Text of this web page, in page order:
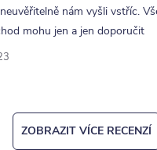
nám vyšli vstříc.
mohu jen a jen doporučit
ZOBRAZIT VÍCE RECENZÍ